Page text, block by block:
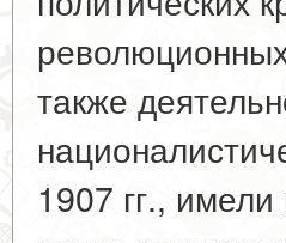
также
1907 гг.,